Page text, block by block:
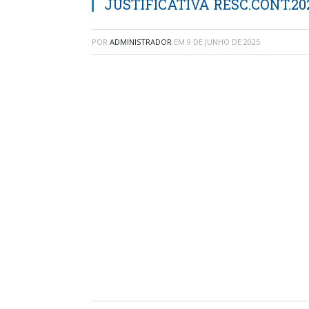
JUSTIFICATIVA
POR ADMINISTRADOR EM 9 DE JUNHO DE 2025